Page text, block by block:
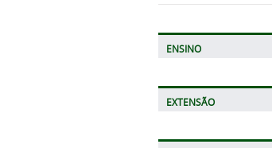
ENSINO
EXTENSÃO